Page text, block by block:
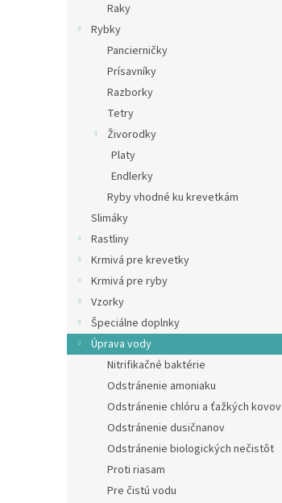
Raky
Rybky
Pancierničky
Prísavníky
Razborky
Tetry
Živorodky
Platy
Endlerky
Ryby vhodné ku krevetkám
Slimáky
Rastliny
Krmivá pre krevetky
Krmivá pre ryby
Vzorky
Špeciálne doplnky
Úprava vody
Nitrifikačné baktérie
Odstránenie amoniaku
Odstránenie chlóru a ťažkých kovov
Odstránenie dusičnanov
Odstránenie biologických nečistôt
Proti riasam
Pre čistú vodu